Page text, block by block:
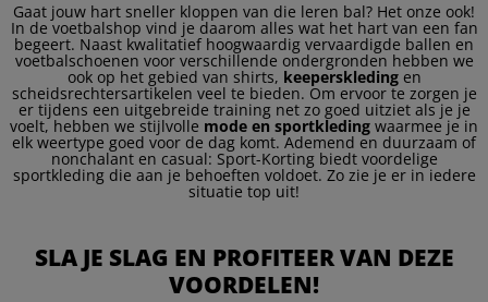
Gaat jouw hart sneller kloppen van die leren bal? Het onze ook!
In de voetbalshop vind je daarom alles wat het hart van een fan
begeert. Naast kwalitatief hoogwaardig vervaardigde ballen en
voetbalschoenen voor verschillende ondergronden hebben we
ook op het gebied van shirts, keeperskleding en
scheidsrechtersartikelen veel te bieden. Om ervoor te zorgen je
er tijdens een uitgebreide training net zo goed uitziet als je je
voelt, hebben we stijlvolle mode en sportkleding waarmee je in
elk weertype goed voor de dag komt. Ademend en duurzaam of
nonchalant en casual: Sport-Korting biedt voordelige
sportkleding die aan je behoeften voldoet. Zo zie je er in iedere
situatie top uit!
SLA JE SLAG EN PROFITEER VAN DEZE
VOORDELEN!